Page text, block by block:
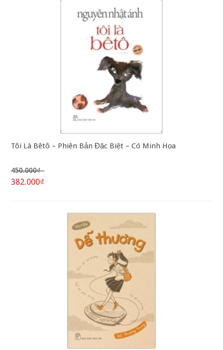
Tôi Là Bêtô – Phiên Bản Đặc Biệt – Có Minh Họa
450.000₫
382.000₫